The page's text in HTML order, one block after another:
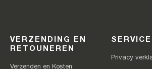
VERZENDING EN
RETOUNEREN
Verzenden en Kosten
Privacy